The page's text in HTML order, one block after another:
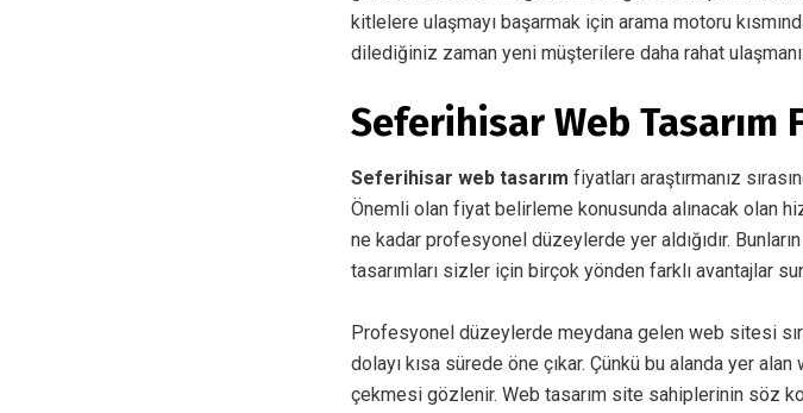
kitlelere ulaşmayı başarmak için arama motoru
dilediğiniz zaman yeni müşterilere daha rahat
Seferihisar Web Tasarım
Seferihisar web tasarım fiyatları araştırmanız
Önemli olan fiyat belirleme konusunda alınacak olan
ne kadar profesyonel düzeylerde yer aldığıdır.
tasarımları sizler için birçok yönden farklı avantajlar
Profesyonel düzeylerde meydana gelen web sitesi
dolayı kısa sürede öne çıkar. Çünkü bu alanda yer
çekmesi gözlenir. Web tasarım site sahiplerinin söz